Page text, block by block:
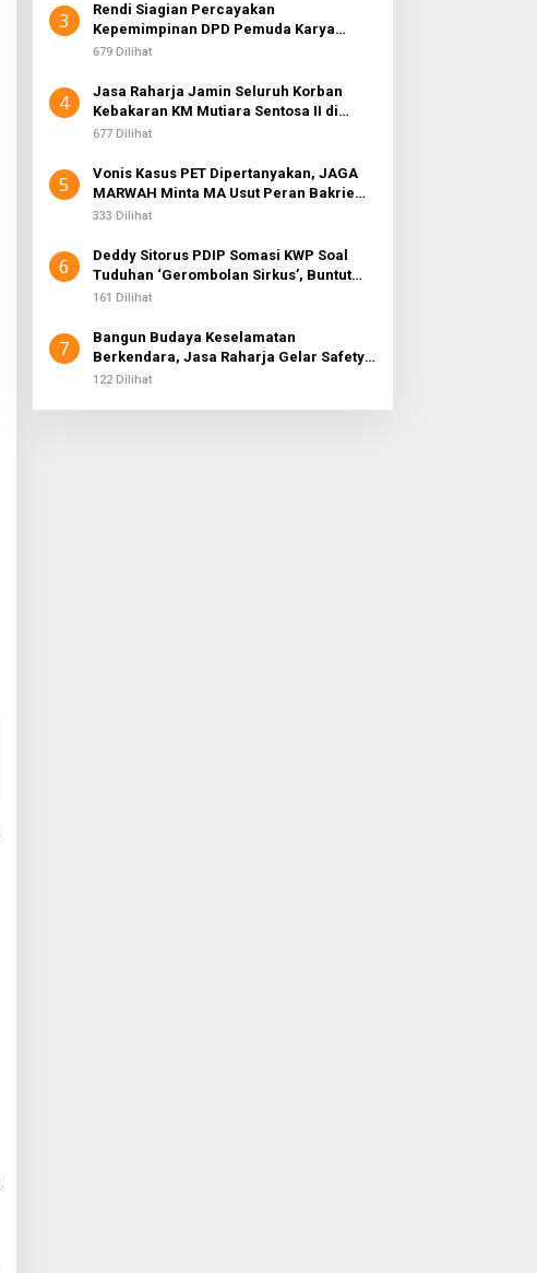
3
Rendi Siagian Percayakan
Kepemimpinan DPD Pemuda Karya
Nasional Kota Medan kepada Josef
679 Dilihat
4
Jasa Raharja Jamin Seluruh Korban
Kebakaran KM Mutiara Sentosa II di
Perairan Sumenep
677 Dilihat
5
Vonis Kasus PET Dipertanyakan, JAGA
MARWAH Minta MA Usut Peran Bakrie
Group
333 Dilihat
6
Deddy Sitorus PDIP Somasi KWP Soal
Tuduhan ‘Gerombolan Sirkus’, Buntut
Rapat Komisi II Dipimpin Sufmi Dasco
161 Dilihat
7
Bangun Budaya Keselamatan
Berkendara, Jasa Raharja Gelar Safety
Campaign di PT Pasifik Medan Industri
122 Dilihat